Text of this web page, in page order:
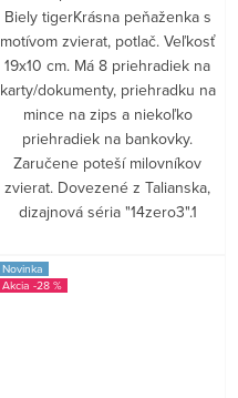
Biely tigerKrásna peňaženka s
motívom zvierat, potlač. Veľkosť
19x10 cm. Má 8 priehradiek na
karty/dokumenty, priehradku na
mince na zips a niekoľko
priehradiek na bankovky.
Zaručene poteší milovníkov
zvierat. Dovezené z Talianska,
dizajnová séria "14zero3".1
Novinka
-28 %